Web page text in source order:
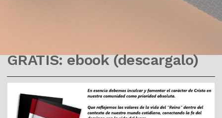
GRATIS: ebook (descargalo)